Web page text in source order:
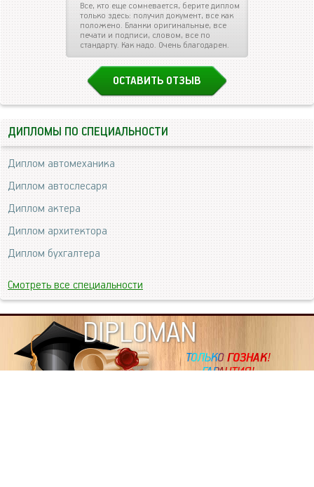
Все, кто еще сомневается, берите диплом
только здесь: получил документ, все как
положено. Бланки оригинальные, все
печати и подписи, словом, все по
стандарту. Как надо. Очень благодарен.
ОСТАВИТЬ ОТЗЫВ
ДИПЛОМЫ ПО СПЕЦИАЛЬНОСТИ
Диплом автомеханика
Диплом автослесаря
Диплом актера
Диплом архитектора
Диплом бухгалтера
Смотреть все специальности
DIPLOMAN